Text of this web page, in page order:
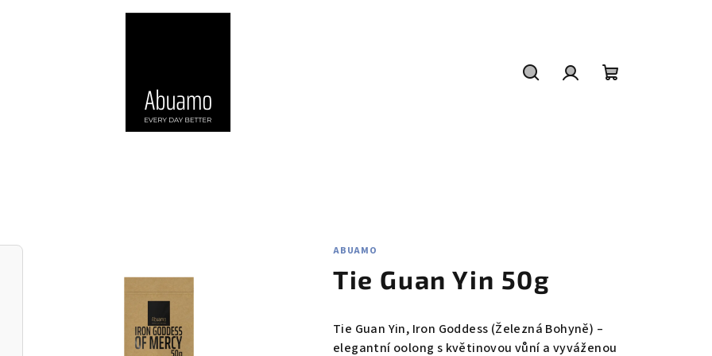
ABUAMO
Tie Guan Yin 50g
Tie Guan Yin, Iron Goddess (Železná Bohyně) –
elegantní oolong s květinovou vůní a vyváženou